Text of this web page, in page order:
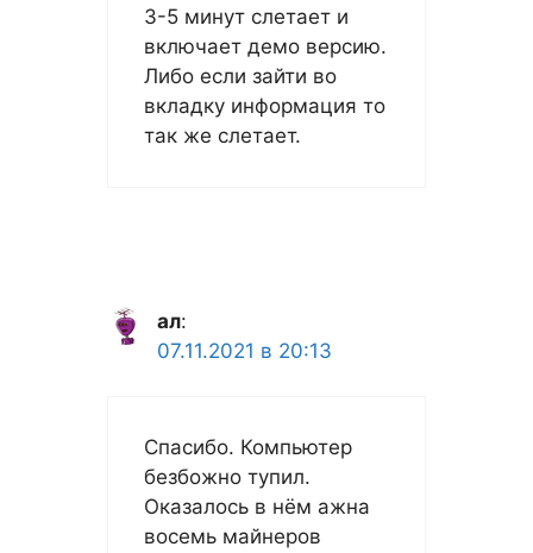
3-5 минут слетает и
включает демо версию.
Либо если зайти во
вкладку информация то
так же слетает.
ал:
07.11.2021 в 20:13
Спасибо. Компьютер
безбожно тупил.
Оказалось в нём ажна
восемь майнеров